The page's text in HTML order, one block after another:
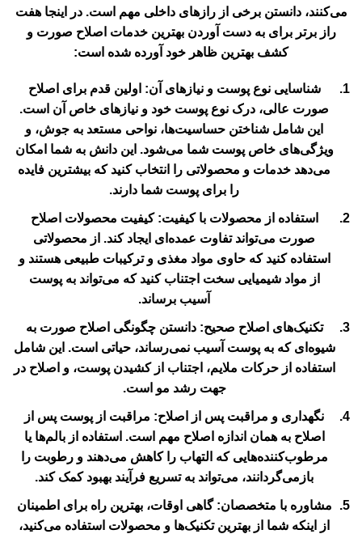
می‌کنند، دانستن برخی از رازهای داخلی مهم است. در اینجا هفت
راز برتر برای به دست آوردن بهترین خدمات اصلاح صورت و
کشف بهترین ظاهر خود آورده شده است:
شناسایی نوع پوست و نیازهای آن: اولین قدم برای اصلاح
صورت عالی، درک نوع پوست خود و نیازهای خاص آن است.
این شامل شناختن حساسیت‌ها، نواحی مستعد به جوش، و
ویژگی‌های خاص پوست شما می‌شود. این دانش به شما امکان
می‌دهد خدمات و محصولاتی را انتخاب کنید که بیشترین فایده
را برای پوست شما دارند.
استفاده از محصولات با کیفیت: کیفیت محصولات اصلاح
صورت می‌تواند تفاوت عمده‌ای ایجاد کند. از محصولاتی
استفاده کنید که حاوی مواد مغذی و ترکیبات طبیعی هستند و
از مواد شیمیایی سخت اجتناب کنید که می‌تواند به پوست
آسیب برساند.
تکنیک‌های اصلاح صحیح: دانستن چگونگی اصلاح صورت به
شیوه‌ای که به پوست آسیب نمی‌رساند، حیاتی است. این شامل
استفاده از حرکات ملایم، اجتناب از کشیدن پوست، و اصلاح در
جهت رشد مو است.
نگهداری و مراقبت پس از اصلاح: مراقبت از پوست پس از
اصلاح به همان اندازه اصلاح مهم است. استفاده از بالم‌ها یا
مرطوب‌کننده‌هایی که التهاب را کاهش می‌دهند و رطوبت را
بازمی‌گردانند، می‌تواند به تسریع فرآیند بهبود کمک کند.
مشاوره با متخصصان: گاهی اوقات، بهترین راه برای اطمینان
از اینکه شما از بهترین تکنیک‌ها و محصولات استفاده می‌کنید،